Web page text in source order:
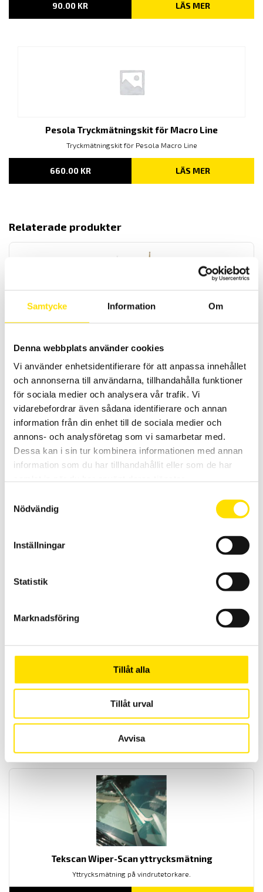
Samtycke Information Om
Denna webbplats använder cookies
Vi använder enhetsidentifierare för att anpassa innehållet
och annonserna till användarna, tillhandahålla funktioner
för sociala medier och analysera vår trafik. Vi
vidarebefordrar även sådana identifierare och annan
information från din enhet till de sociala medier och
annons- och analysföretag som vi samarbetar med.
Dessa kan i sin tur kombinera informationen med annan
information som du har tillhandahållit eller som de har
Nödvändig
Inställningar
Statistik
Marknadsföring
Tillåt alla
Tillåt urval
Avvisa
90.00 KR LÄS MER
Pesola Tryckmätningskit för Macro Line
Tryckmätningskit för Pesola Macro Line
660.00 KR LÄS MER
Relaterade produkter
Gramvåg från Mecmesin för enkel ochbillig
2,550.00KR LÄS MER
kapaciteter mellan [5kg ... 50kg och 50N ... 500N]
Tekscan Flexiforce givare för ELF
0,1 mm tunna lastceller - Flexiforce för ELF-system från Tekscan
Tekscan Wiper-Scan yttrycksmätning
Yttrycksmätning på vindrutetorkare.